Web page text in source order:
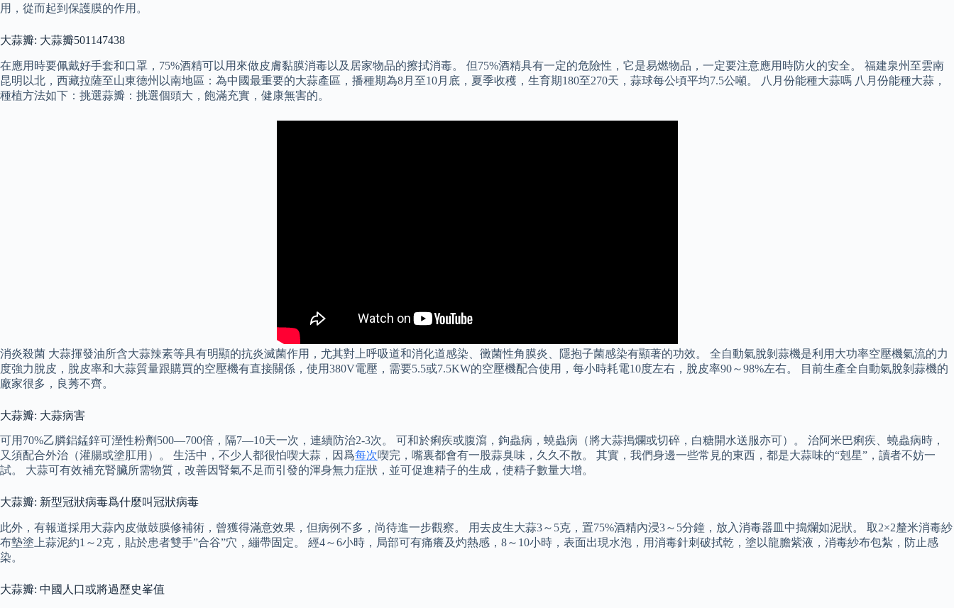
用，從而起到保護膜的作用。
大蒜瓣: 大蒜瓣501147438
在應用時要佩戴好手套和口罩，75%酒精可以用來做皮膚黏膜消毒以及居家物品的擦拭消毒。 但75%酒精具有一定的危險性，它是易燃物品，一定要注意應用時防火的安全。 福建泉州至雲南
昆明以北，西藏拉薩至山東德州以南地區：為中國最重要的大蒜產區，播種期為8月至10月底，夏季收穫，生育期180至270天，蒜球每公頃平均7.5公噸。 八月份能種大蒜嗎 八月份能種大蒜，
種植方法如下：挑選蒜瓣：挑選個頭大，飽滿充實，健康無害的。
消炎殺菌 大蒜揮發油所含大蒜辣素等具有明顯的抗炎滅菌作用，尤其對上呼吸道和消化道感染、黴菌性角膜炎、隱抱子菌感染有顯著的功效。 全自動氣脫剝蒜機是利用大功率空壓機氣流的力
度強力脫皮，脫皮率和大蒜質量跟購買的空壓機有直接關係，使用380V電壓，需要5.5或7.5KW的空壓機配合使用，每小時耗電10度左右，脫皮率90～98%左右。 目前生產全自動氣脫剝蒜機的
廠家很多，良莠不齊。
大蒜瓣: 大蒜病害
可用70%乙膦鋁錳鋅可溼性粉劑500—700倍，隔7—10天一次，連續防治2-3次。 可和於痢疾或腹瀉，鉤蟲病，蟯蟲病（將大蒜搗爛或切碎，白糖開水送服亦可）。 治阿米巴痢疾、蟯蟲病時，
又須配合外治（灌腸或塗肛用）。 生活中，不少人都很怕喫大蒜，因爲每次喫完，嘴裏都會有一股蒜臭味，久久不散。 其實，我們身邊一些常見的東西，都是大蒜味的“剋星”，讀者不妨一
試。 大蒜可有效補充腎臟所需物質，改善因腎氣不足而引發的渾身無力症狀，並可促進精子的生成，使精子數量大增。
大蒜瓣: 新型冠狀病毒爲什麼叫冠狀病毒
此外，有報道採用大蒜內皮做鼓膜修補術，曾獲得滿意效果，但病例不多，尚待進一步觀察。 用去皮生大蒜3～5克，置75%酒精內浸3～5分鐘，放入消毒器皿中搗爛如泥狀。 取2×2釐米消毒紗
布墊塗上蒜泥約1～2克，貼於患者雙手”合谷”穴，繃帶固定。 經4～6小時，局部可有痛癢及灼熱感，8～10小時，表面出現水泡，用消毒針刺破拭乾，塗以龍膽紫液，消毒紗布包紮，防止感
染。
大蒜瓣: 中國人口或將過歷史峯值